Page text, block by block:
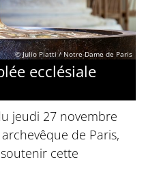
© Julio Piatti / Notre-Dame de Paris
ecclésiale
jeudi 27 novembre
de Paris,
cette